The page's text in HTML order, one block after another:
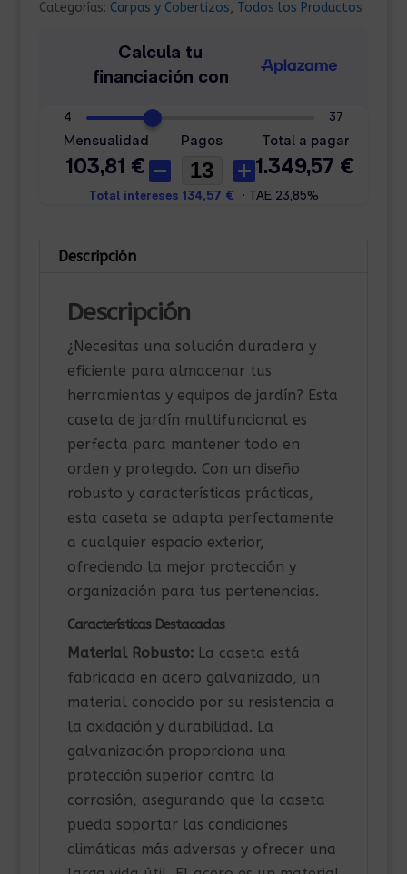
Categorías: Carpas y Cobertizos, Todos los Productos
Descripción
Descripción
¿Necesitas una solución duradera y
eficiente para almacenar tus
herramientas y equipos de jardín? Esta
caseta de jardín multifuncional es
perfecta para mantener todo en
orden y protegido. Con un diseño
robusto y características prácticas,
esta caseta se adapta perfectamente
a cualquier espacio exterior,
ofreciendo la mejor protección y
organización para tus pertenencias.
Características Destacadas
Material Robusto:La caseta está
fabricada en acero galvanizado, un
material conocido por su resistencia a
la oxidación y durabilidad. La
galvanización proporciona una
protección superior contra la
corrosión, asegurando que la caseta
pueda soportar las condiciones
climáticas más adversas y ofrecer una